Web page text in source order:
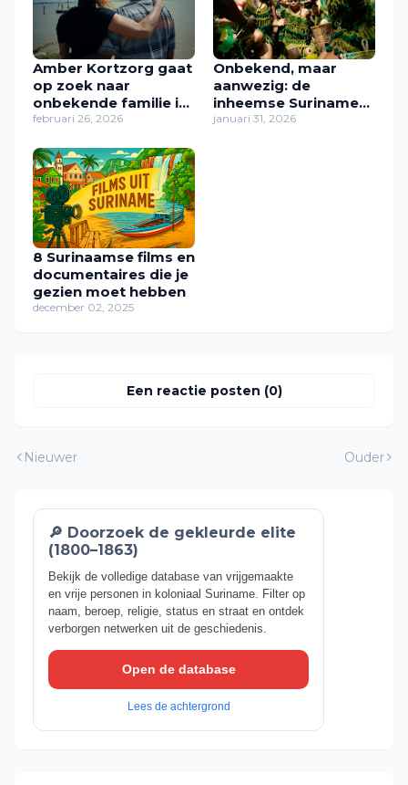
Amber Kortzorg gaat
op zoek naar
onbekende familie in
Suriname
februari 26, 2026
Onbekend, maar
aanwezig: de
inheemse Surinamers
in Rotterdam
januari 31, 2026
8 Surinaamse films en
documentaires die je
gezien moet hebben
december 02, 2025
Een reactie posten (0)
Nieuwer Ouder
🔎 Doorzoek de gekleurde elite
(1800–1863)
Bekijk de volledige database van vrijgemaakte
en vrije personen in koloniaal Suriname. Filter op
naam, beroep, religie, status en straat en ontdek
verborgen netwerken uit de geschiedenis.
Open de database
Lees de achtergrond